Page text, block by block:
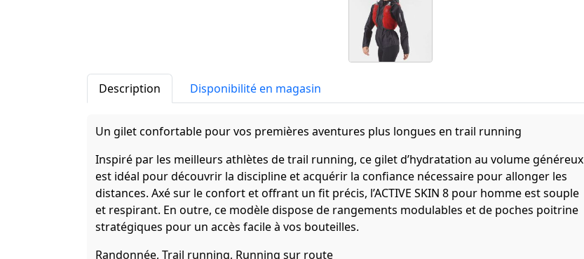
Description Disponibilité en magasin
Un gilet confortable pour vos premières aventures plus longues en trail running
Inspiré par les meilleurs athlètes de trail running, ce gilet d’hydratation au volume généreux
est idéal pour découvrir la discipline et acquérir la confiance nécessaire pour allonger les
distances. Axé sur le confort et offrant un fit précis, l’ACTIVE SKIN 8 pour homme est souple
et respirant. En outre, ce modèle dispose de rangements modulables et de poches poitrine
stratégiques pour un accès facile à vos bouteilles.
Randonnée, Trail running, Running sur route